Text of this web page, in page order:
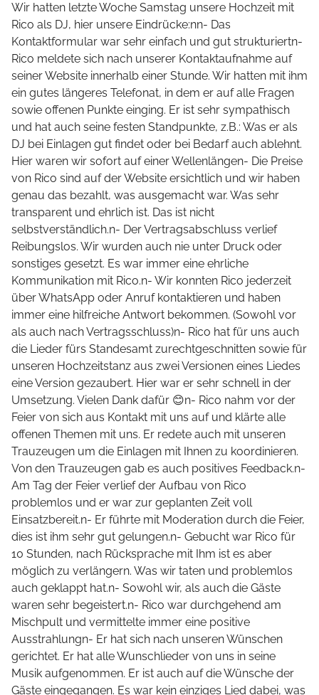
Wir hatten letzte Woche Samstag unsere Hochzeit mit
Rico als DJ, hier unsere Eindrücke:nn- Das
Kontaktformular war sehr einfach und gut strukturiertn-
Rico meldete sich nach unserer Kontaktaufnahme auf
seiner Website innerhalb einer Stunde. Wir hatten mit ihm
ein gutes längeres Telefonat, in dem er auf alle Fragen
sowie offenen Punkte einging. Er ist sehr sympathisch
und hat auch seine festen Standpunkte, z.B.: Was er als
DJ bei Einlagen gut findet oder bei Bedarf auch ablehnt.
Hier waren wir sofort auf einer Wellenlängen- Die Preise
von Rico sind auf der Website ersichtlich und wir haben
genau das bezahlt, was ausgemacht war. Was sehr
transparent und ehrlich ist. Das ist nicht
selbstverständlich.n- Der Vertragsabschluss verlief
Reibungslos. Wir wurden auch nie unter Druck oder
sonstiges gesetzt. Es war immer eine ehrliche
Kommunikation mit Rico.n- Wir konnten Rico jederzeit
über WhatsApp oder Anruf kontaktieren und haben
immer eine hilfreiche Antwort bekommen. (Sowohl vor
als auch nach Vertragsschluss)n- Rico hat für uns auch
die Lieder fürs Standesamt zurechtgeschnitten sowie für
unseren Hochzeitstanz aus zwei Versionen eines Liedes
eine Version gezaubert. Hier war er sehr schnell in der
Umsetzung. Vielen Dank dafür 😊n- Rico nahm vor der
Feier von sich aus Kontakt mit uns auf und klärte alle
offenen Themen mit uns. Er redete auch mit unseren
Trauzeugen um die Einlagen mit Ihnen zu koordinieren.
Von den Trauzeugen gab es auch positives Feedback.n-
Am Tag der Feier verlief der Aufbau von Rico
problemlos und er war zur geplanten Zeit voll
Einsatzbereit.n- Er führte mit Moderation durch die Feier,
dies ist ihm sehr gut gelungen.n- Gebucht war Rico für
10 Stunden, nach Rücksprache mit Ihm ist es aber
möglich zu verlängern. Was wir taten und problemlos
auch geklappt hat.n- Sowohl wir, als auch die Gäste
waren sehr begeistert.n- Rico war durchgehend am
Mischpult und vermittelte immer eine positive
Ausstrahlungn- Er hat sich nach unseren Wünschen
gerichtet. Er hat alle Wunschlieder von uns in seine
Musik aufgenommen. Er ist auch auf die Wünsche der
Gäste eingegangen. Es war kein einziges Lied dabei, was